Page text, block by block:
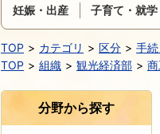
妊娠・出産 子育て・就学
TOP カテゴリ 区分
手続
TOP
組織 観光経済部
分野から探す